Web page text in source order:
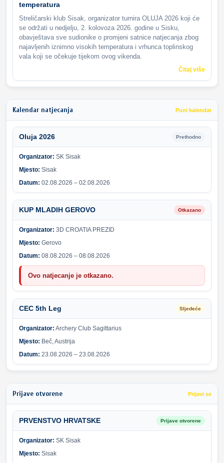
temperatura
Streličarski klub Sisak, organizator turnira OLUJA 2026 koji će
se održati u nedjelju, 2. kolovoza 2026. godine u Sisku,
obavještava sve sudionike o promjeni satnice natjecanja zbog
najavljenih iznimno visokih temperatura i vrhunca toplinskog
vala koji se očekuje tijekom ovog vikenda.
Čitaj više
Kalendar natjecanja Puni kalendar
Oluja 2026 Prethodno
Organizator: SK Sisak
Mjesto: Sisak
Datum: 02.08.2026 – 02.08.2026
KUP MLADIH GEROVO Otkazano
Organizator: 3D CROATIA PREZID
Mjesto: Gerovo
Datum: 08.08.2026 – 08.08.2026
Ovo natjecanje je otkazano.
CEC 5th Leg Sljedeće
Organizator: Archery Club Sagittarius
Mjesto: Beč, Austrija
Datum: 23.08.2026 – 23.08.2026
Prijave otvorene Prijavi se
PRVENSTVO HRVATSKE Prijave otvorene
Organizator: SK Sisak
Mjesto: Sisak